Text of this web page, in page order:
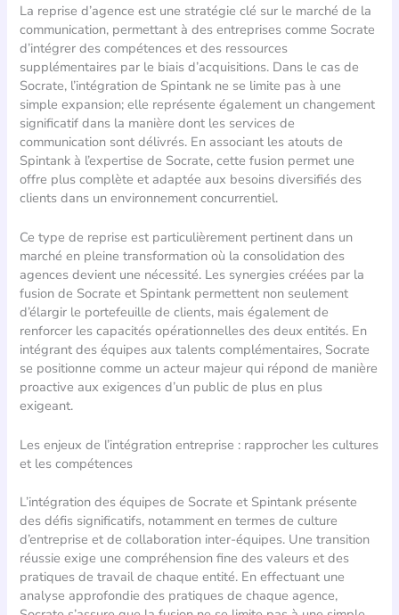
La reprise d’agence est une stratégie clé sur le marché de la
communication, permettant à des entreprises comme Socrate
d’intégrer des compétences et des ressources
supplémentaires par le biais d’acquisitions. Dans le cas de
Socrate, l’intégration de Spintank ne se limite pas à une
simple expansion; elle représente également un changement
significatif dans la manière dont les services de
communication sont délivrés. En associant les atouts de
Spintank à l’expertise de Socrate, cette fusion permet une
offre plus complète et adaptée aux besoins diversifiés des
clients dans un environnement concurrentiel.
Ce type de reprise est particulièrement pertinent dans un
marché en pleine transformation où la consolidation des
agences devient une nécessité. Les synergies créées par la
fusion de Socrate et Spintank permettent non seulement
d’élargir le portefeuille de clients, mais également de
renforcer les capacités opérationnelles des deux entités. En
intégrant des équipes aux talents complémentaires, Socrate
se positionne comme un acteur majeur qui répond de manière
proactive aux exigences d’un public de plus en plus
exigeant.
Les enjeux de l’intégration entreprise : rapprocher les cultures
et les compétences
L’intégration des équipes de Socrate et Spintank présente
des défis significatifs, notamment en termes de culture
d’entreprise et de collaboration inter-équipes. Une transition
réussie exige une compréhension fine des valeurs et des
pratiques de travail de chaque entité. En effectuant une
analyse approfondie des pratiques de chaque agence,